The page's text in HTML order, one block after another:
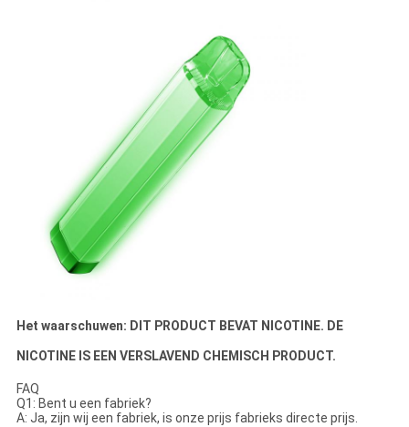
Het waarschuwen: DIT PRODUCT BEVAT NICOTINE. DE
NICOTINE IS EEN VERSLAVEND CHEMISCH PRODUCT.
FAQ
Q1: Bent u een fabriek?
A: Ja, zijn wij een fabriek, is onze prijs fabrieks directe prijs.